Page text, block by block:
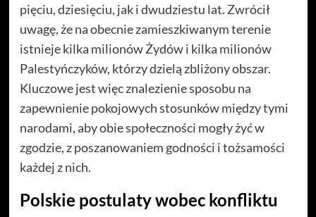
pięciu, dziesięciu, jak i dwudziestu lat. Zwrócił
uwagę, że na obecnie zamieszkiwanym terenie
istnieje kilka milionów Żydów i kilka milionów
Palestyńczyków, którzy dzielą zbliżony obszar.
Kluczowe jest więc znalezienie sposobu na
zapewnienie pokojowych stosunków między tymi
narodami, aby obie społeczności mogły żyć w
zgodzie, z poszanowaniem godności i tożsamości
każdej z nich.
Polskie postulaty wobec konfliktu